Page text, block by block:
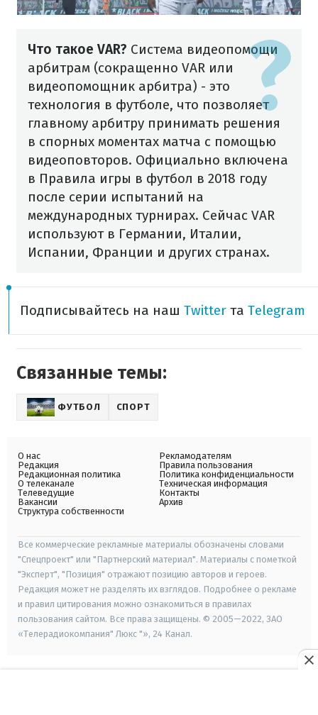
Что такое VAR? Система видеопомощи
арбитрам (сокращенно VAR или
видеопомощник арбитра) - это
технология в футболе, что позволяет
главному арбитру принимать решения
в спорных моментах матча с помощью
видеоповторов. Официально включена
в Правила игры в футбол в 2018 году
после серии испытаний на
международных турнирах. Сейчас VAR
используют в Германии, Италии,
Испании, Франции и других странах.
Подписывайтесь на наш Twitter та Telegram
Связанные темы:
ФУТБОЛ СПОРТ
О нас
Редакция
Редакционная политика
О телеканале
Телеведущие
Вакансии
Структура собственности
Рекламодателям
Правила пользования
Политика конфиденциальности
Техническая информация
Контакты
Архив
Все коммерческие рекламные материалы обозначены словами
"Спецпроект" или "Партнерский материал". Материалы с пометкой
"Эксперт", "Позиция" отражают позицию авторов и героев.
Редакция может не разделять их взглядов. Подробнее о рекламе
и правил цитирования можно ознакомиться в правилах
пользования сайтом. Все права защищены. © 2005—2022, ЗАО
«Телерадиокомпания" Люкс "», 24 Канал.